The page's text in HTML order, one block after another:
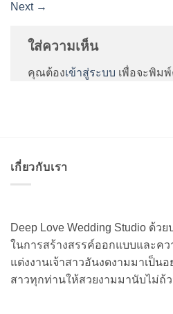
Next →
ใส่ความเห็น
คุณต้องเข้าสู่ระบบ เพื่อจะพิม
เกี่ยวกับเรา
Deep Love Wedding Studio ด้ว
ในการสร้างสรรค์ออกแบบและค
แต่งงานเจ้าสาวอันงดงามมาเป็นอ
สาวทุกท่านให้สวยงามมานับไม่ถ้